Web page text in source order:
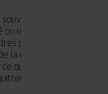
une extension du
un plateau de table où
pliantes peuvent
la maison, une sorte de
qui se passe dans les
la pièce.